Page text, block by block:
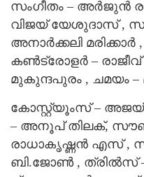
സംഗീതം – അർജുൻ
വിജയ് യേശുദാസ് ,
അനാർക്കലി
കൺട്രോളർ –
മുകുന്ദപുരം , ചമയം
കോസ്റ്റ്യൂംസ് – അജയ്
– അനൂപ് തിലക്,
രാധാകൃഷ്ണൻ എസ്
ബി.ജോൺ ,